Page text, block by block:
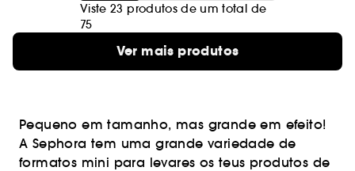
Viste 23 produtos de um total de
75
Ver mais produtos
Pequeno em tamanho, mas grande em efeito!
A Sephora tem uma grande variedade de
formatos mini para levares os teus produtos de